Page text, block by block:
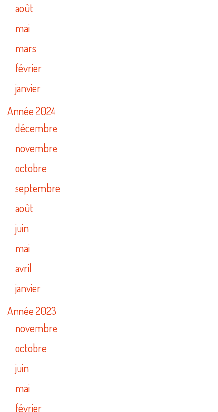
août
mai
mars
février
janvier
Année 2024
décembre
novembre
octobre
septembre
août
juin
mai
avril
janvier
Année 2023
novembre
octobre
juin
mai
février